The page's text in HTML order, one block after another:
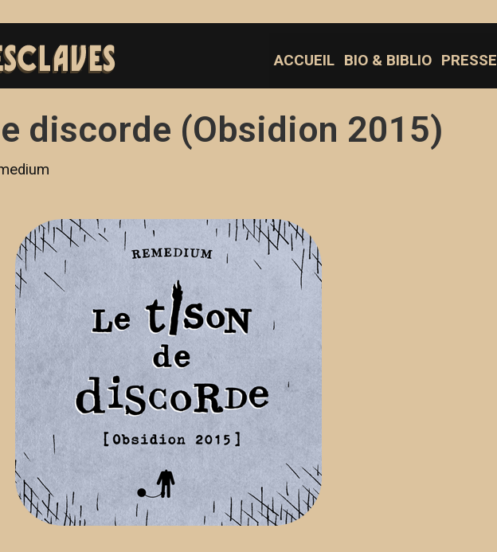
ACCUEIL BIO & BIBLIO PRESSE
discorde (Obsidion 2015)